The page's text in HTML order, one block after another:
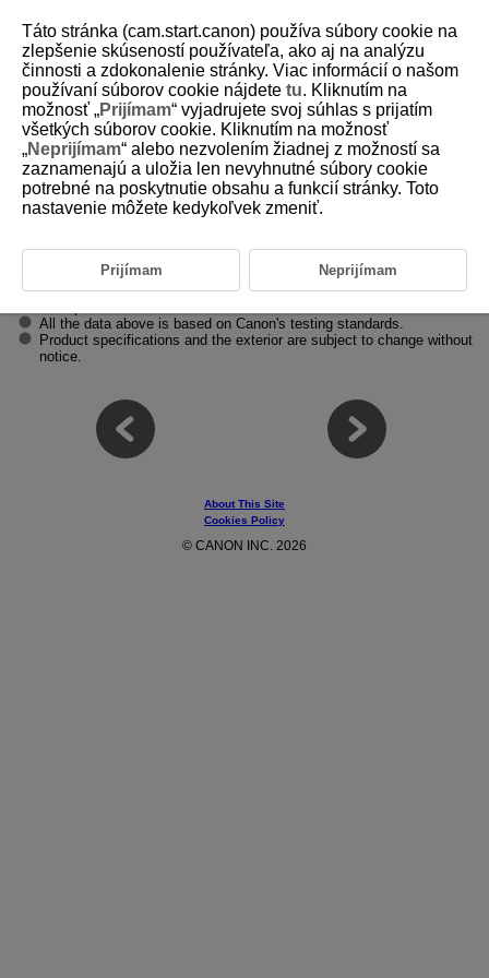
D412-013
Specifications
Size
Approx. 38.6 (W) x 190.0 (H) x 43.4 (D) mm / 1.53 (W) x 7.49 (H) x 1.71 (D) in. (grip form)
Weight
Approx. 164 g / 5.78 oz. (body only)
All the data above is based on Canon's testing standards.
Product specifications and the exterior are subject to change without
notice.
About This Site
Cookies Policy
© CANON INC. 2026
Táto stránka (cam.start.canon) používa súbory cookie na
zlepšenie skúseností používateľa, ako aj na analýzu
činnosti a zdokonalenie stránky. Viac informácií o našom
používaní súborov cookie nájdete tu. Kliknutím na
možnosť „Prijímam“ vyjadrujete svoj súhlas s prijatím
všetkých súborov cookie. Kliknutím na možnosť
„Neprijímam“ alebo nezvolením žiadnej z možností sa
zaznamenajú a uložia len nevyhnutné súbory cookie
potrebné na poskytnutie obsahu a funkcií stránky. Toto
nastavenie môžete kedykoľvek zmeniť.
Prijímam Neprijímam